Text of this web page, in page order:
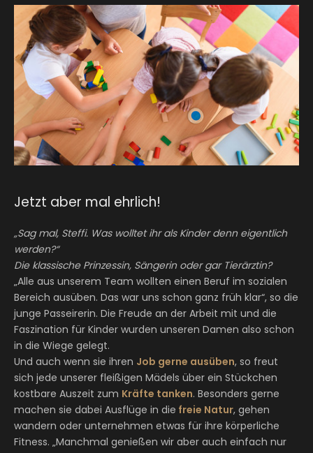
Jetzt aber mal ehrlich!
„Sag mal, Steffi. Was wolltet ihr als Kinder denn eigentlich
werden?“
Die klassische Prinzessin, Sängerin oder gar Tierärztin?
„Alle aus unserem Team wollten einen Beruf im sozialen
Bereich ausüben. Das war uns schon ganz früh klar“, so die
junge Passeirerin. Die Freude an der Arbeit mit und die
Faszination für Kinder wurden unseren Damen also schon
in die Wiege gelegt.
Und auch wenn sie ihren Job gerne ausüben, so freut
sich jede unserer fleißigen Mädels über ein Stückchen
kostbare Auszeit zum Kräfte tanken. Besonders gerne
machen sie dabei Ausflüge in die freie Natur, gehen
wandern oder unternehmen etwas für ihre körperliche
Fitness. „Manchmal genießen wir aber auch einfach nur